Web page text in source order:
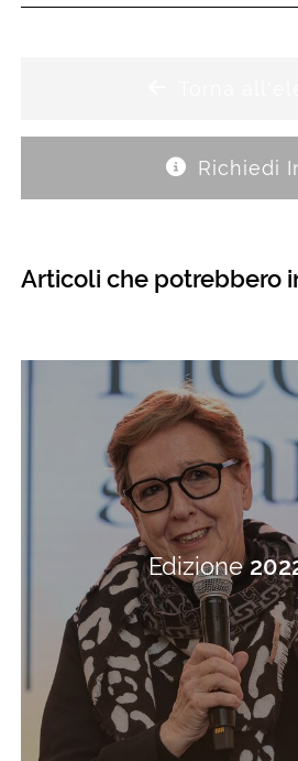
Richiedi
Articoli che potrebbero
Edizione